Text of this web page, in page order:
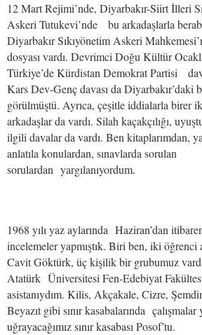
12 Mart Rejimi’nde, Diyarbakır-Siirt İlleri
Askeri Tutukevi’nde bu arkadaşlarla
Diyarbakır Sıkıyönetim Askeri
dosyası vardı. Devrimci Doğu Kültür
Türkiye’de Kürdistan Demokrat Partisi
Kars Dev-Genç davası da
görülmüştü. Ayrıca, çeşitle iddialarla birer
arkadaşlar da vardı. Silah kaçakçılığı,
ilgili davalar da vardı. Ben kitaplarımdan,
anlatıla konulardan, sınavlarda sorulan
sorulardan yargılanıyordum.
1968 yılı yaz aylarında Haziran’dan
incelemeler yapmıştık. Biri ben, iki
Cavit Göktürk, üç kişilik bir grubumuz
Atatürk Üniversitesi Fen-Edebiyat
asistanıydım. Kilis, Akçakale, Cizre,
Beyazıt gibi sınır kasabalarında çalışmalar
uğrayacağımız sınır kasabası Posof’tu.